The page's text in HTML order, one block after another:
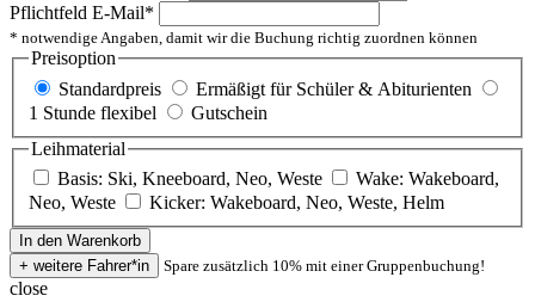
Pflichtfeld E-Mail*
* notwendige Angaben, damit wir die Buchung richtig zuordnen können
Preisoption
Standardpreis
Ermäßigt für Schüler & Abiturienten
1 Stunde flexibel
Gutschein
Leihmaterial
Basis: Ski, Kneeboard, Neo, Weste
Wake: Wakeboard,
Neo, Weste
Kicker: Wakeboard, Neo, Weste, Helm
Spare zusätzlich 10% mit einer Gruppenbuchung!
close